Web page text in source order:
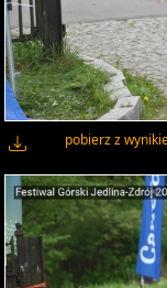
pobierz z